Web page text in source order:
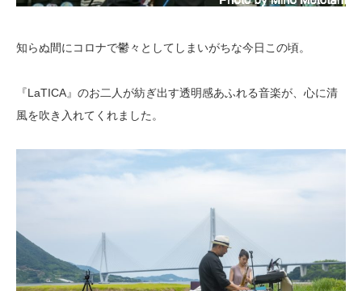
知らぬ間にコロナで鬱々としてしまいがちな今日この頃。
『LaTICA』のお二人が紡ぎ出す透明感あふれる音楽が、心に清
風を吹き入れてくれました。